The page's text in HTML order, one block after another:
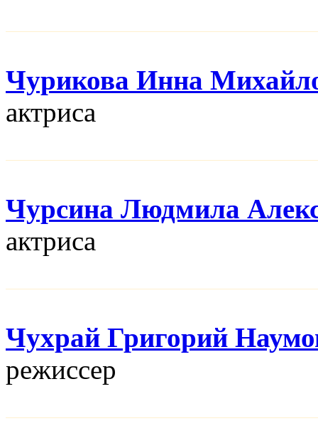
Чурикова Инна
актриса
Чурсина Людмила
актриса
Чухрай Григорий
режисcер